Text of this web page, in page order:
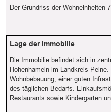
Die Immobilie befindet sich in
Hohenhameln im Landkreis
Wohnbebauung, einer guten
des täglichen Bedarfs.
Restaurants sowie Kindergärten
Lage der Immobilie
Der Grundriss der Wohneinheiten